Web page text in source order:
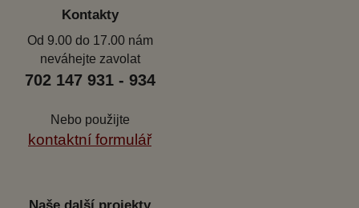
Kontakty
Od 9.00 do 17.00 nám
neváhejte zavolat
702 147 931 - 934
Nebo použijte
kontaktní formulář